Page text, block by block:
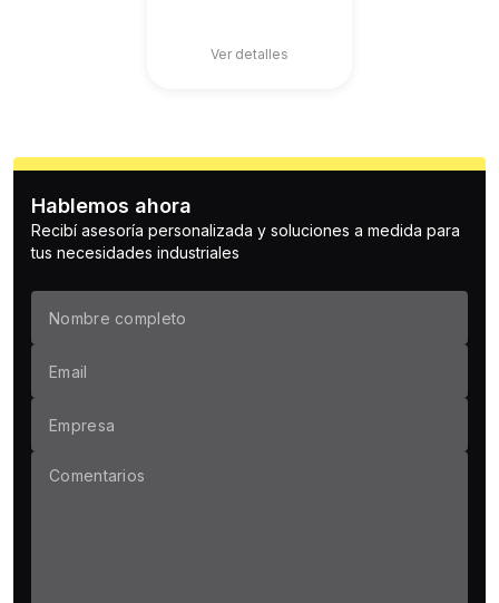
Ver detalles
Hablemos ahora
Recibí asesoría personalizada y soluciones a medida para
tus necesidades industriales